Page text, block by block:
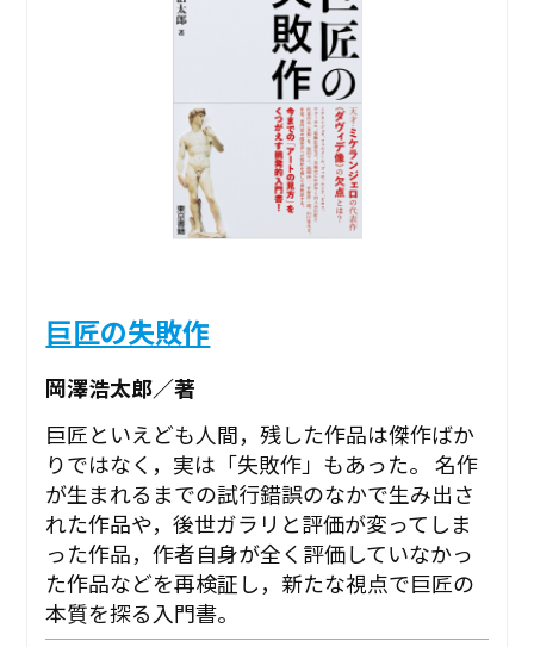
巨匠の失敗作
岡澤浩太郎／著
巨匠といえども人間，残した作品は傑作ばか
りではなく，実は「失敗作」もあった。 名作
が生まれるまでの試行錯誤のなかで生み出さ
れた作品や，後世ガラリと評価が変ってしま
った作品，作者自身が全く評価していなかっ
た作品などを再検証し，新たな視点で巨匠の
本質を探る入門書。